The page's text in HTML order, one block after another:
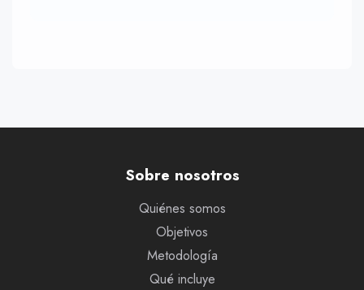
Sobre nosotros
Quiénes somos
Objetivos
Metodología
Qué incluye